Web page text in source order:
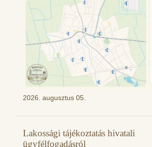
2026. augusztus 05.
Lakossági tájékoztatás hivatali
ügyfélfogadásról